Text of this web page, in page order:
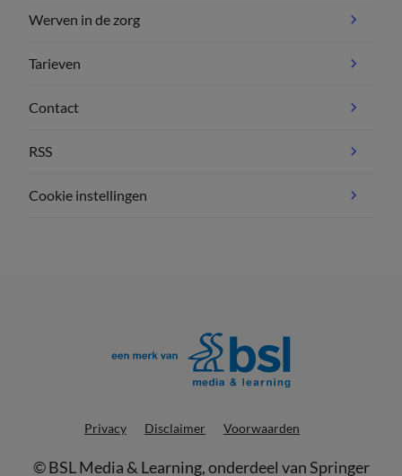
Werven in de zorg
Tarieven
Contact
RSS
Cookie instellingen
Privacy Disclaimer Voorwaarden
©BSL Media & Learning, onderdeel vanSpringer